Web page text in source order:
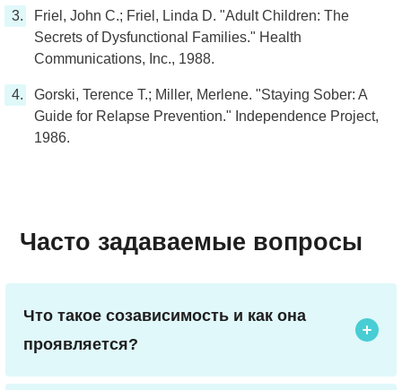
Friel, John C.; Friel, Linda D. "Adult Children: The
Secrets of Dysfunctional Families." Health
Communications, Inc., 1988.
Gorski, Terence T.; Miller, Merlene. "Staying Sober: A
Guide for Relapse Prevention." Independence Project,
1986.
Часто задаваемые вопросы
Что такое созависимость и как она
проявляется?